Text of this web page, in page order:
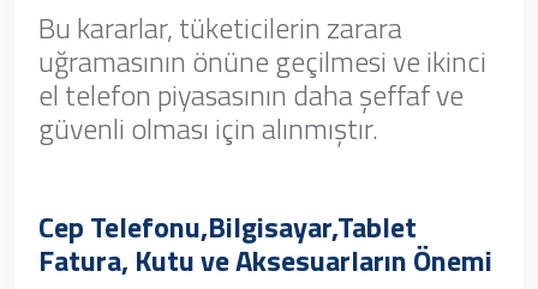
Bu kararlar, tüketicilerin zarara
uğramasının önüne geçilmesi ve ikinci
el telefon piyasasının daha şeffaf ve
güvenli olması için alınmıştır.
Cep Telefonu,Bilgisayar,Tablet
Fatura, Kutu ve Aksesuarların Önemi